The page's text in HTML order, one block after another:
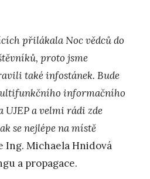
přilákala Noc vědců do
proto jsme
také infostánek. Bude
informačního
UJEP a velmi rádi zde
se nejlépe na místě
Ing. Michaela Hnidová
a propagace.